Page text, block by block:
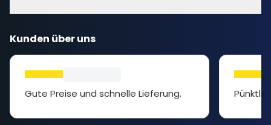
Kunden über uns
Gute Preise und schnelle Lieferung.